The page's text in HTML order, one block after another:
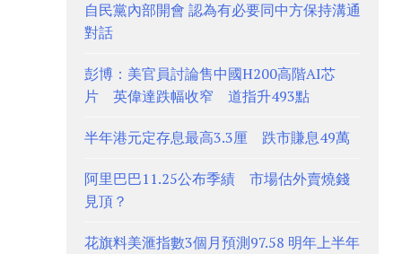
自民黨內部開會 認為有必要同中方保持溝通
對話
彭博：美官員討論售中國H200高階AI芯
片 英偉達跌幅收窄 道指升493點
半年港元定存息最高3.3厘 跌市賺息49萬
阿里巴巴11.25公布季績 市場估外賣燒錢
見頂？
花旗料美滙指數3個月預測97.58 明年上半年